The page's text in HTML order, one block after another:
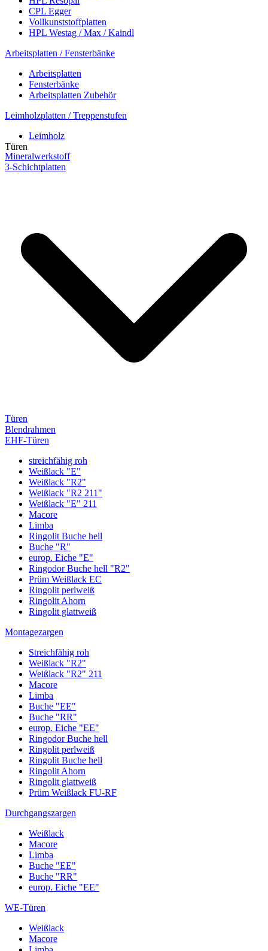
CPL Egger
Vollkunststoffplatten
HPL Westag / Max / Kaindl
Arbeitsplatten / Fensterbänke
Arbeitsplatten
Fensterbänke
Arbeitsplatten Zubehör
Leimholzplatten / Treppenstufen
Leimholz
Mineralwerkstoff
3-Schichtplatten
Türen
Türen
Blendrahmen
EHF-Türen
streichfähig roh
Weißlack "E"
Weißlack "R2"
Weißlack "R2 211"
Weißlack "E" 211
Macore
Limba
Ringolit Buche hell
Buche "R"
europ. Eiche "E"
Ringodor Buche hell "R2"
Prüm Weißlack EC
Ringolit perlweiß
Ringolit Ahorn
Ringolit glattweiß
Montagezargen
Streichfähig roh
Weißlack "R2"
Weißlack "R2" 211
Macore
Limba
Buche "EE"
Buche "RR"
europ. Eiche "EE"
Ringodor Buche hell
Ringolit perlweiß
Ringolit Buche hell
Ringolit Ahorn
Ringolit glattweiß
Prüm Weißlack FU-RF
Durchgangszargen
Weißlack
Macore
Limba
Buche "EE"
Buche "RR"
europ. Eiche "EE"
WE-Türen
Weißlack
Macore